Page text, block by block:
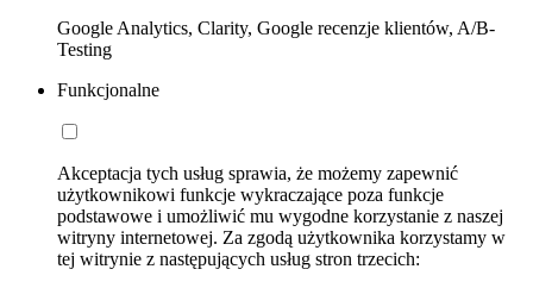
Google Analytics, Clarity, Google recenzje klientów, A/B-
Testing
Funkcjonalne
Akceptacja tych usług sprawia, że możemy zapewnić
użytkownikowi funkcje wykraczające poza funkcje
podstawowe i umożliwić mu wygodne korzystanie z naszej
witryny internetowej. Za zgodą użytkownika korzystamy w
tej witrynie z następujących usług stron trzecich: